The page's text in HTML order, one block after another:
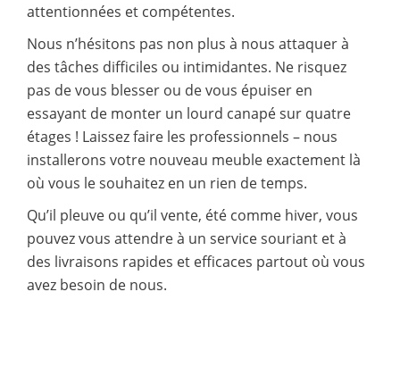
attentionnées et compétentes.
Nous n’hésitons pas non plus à nous attaquer à
des tâches difficiles ou intimidantes. Ne risquez
pas de vous blesser ou de vous épuiser en
essayant de monter un lourd canapé sur quatre
étages ! Laissez faire les professionnels – nous
installerons votre nouveau meuble exactement là
où vous le souhaitez en un rien de temps.
Qu’il pleuve ou qu’il vente, été comme hiver, vous
pouvez vous attendre à un service souriant et à
des livraisons rapides et efficaces partout où vous
avez besoin de nous.